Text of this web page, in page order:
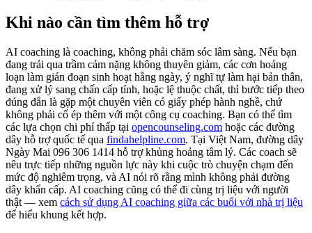
Khi nào cần tìm thêm hỗ trợ
AI coaching là coaching, không phải chăm sóc lâm sàng. Nếu bạn
đang trải qua trầm cảm nặng không thuyên giảm, các cơn hoảng
loạn làm gián đoạn sinh hoạt hằng ngày, ý nghĩ tự làm hại bản thân,
đang xử lý sang chấn cấp tính, hoặc lệ thuộc chất, thì bước tiếp theo
đúng đắn là gặp một chuyên viên có giấy phép hành nghề, chứ
không phải cố ép thêm với một công cụ coaching. Bạn có thể tìm
các lựa chọn chi phí thấp tại opencounseling.com hoặc các đường
dây hỗ trợ quốc tế qua findahelpline.com. Tại Việt Nam, đường dây
Ngày Mai 096 306 1414 hỗ trợ khủng hoảng tâm lý. Các coach sẽ
nêu trực tiếp những nguồn lực này khi cuộc trò chuyện chạm đến
mức độ nghiêm trọng, và AI nói rõ rằng mình không phải đường
dây khẩn cấp. AI coaching cũng có thể đi cùng trị liệu với người
thật — xem cách sử dụng AI coaching giữa các buổi với nhà trị liệu
để hiểu khung kết hợp.